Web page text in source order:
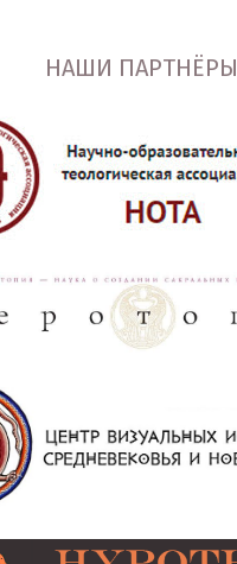
НАШИ ПАРТНЁРЫ